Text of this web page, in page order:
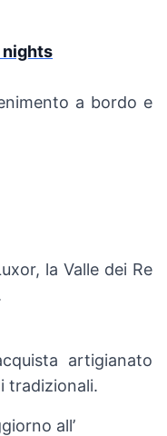
nights
a bordo e
la Valle dei Re
artigianato
tradizionali.
all’